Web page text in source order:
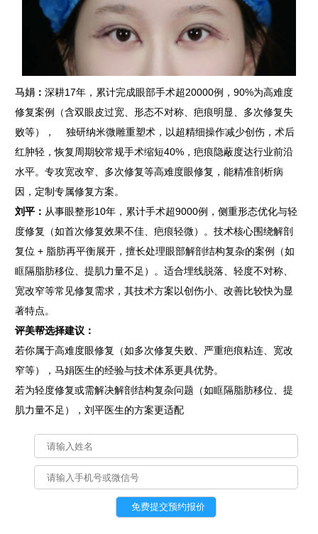
马娟 ：深耕17年，累计完成眼部手术超20000例，90%为高难度
修复案例（含双眼皮过宽、形态不对称、疤痕明显、多次修复失
败等）， 独研纳米微雕重塑术，以超精细操作减少创伤，术后
红肿轻，恢复周期较常规手术缩短40%，疤痕隐蔽度达行业前沿
水平。专攻宽改窄、多次修复等高难度眼修复，能精准剖析病
因，定制专属修复方案。
刘平： 从事眼整形10年，累计手术超9000例，侧重形态优化与轻
度修复（如首次修复效果不佳、疤痕轻微）。技术核心围绕解剖
复位 + 脂肪再平衡展开，擅长处理眼部解剖结构复杂的案例（如
眶隔脂肪移位、提肌力量不足）。适合埋线脱落、轻度不对称、
宽改窄等常见修复需求，其技术方案以创伤小、改善比较快为显
著特点。
评美帮选择建议：
若你属于高难度眼修复（如多次修复失败、严重疤痕粘连、宽改
窄等），马娟医生的经验与技术体系更具优势。
若为轻度修复或需解决解剖结构复杂问题（如眶隔脂肪移位、提
肌力量不足），刘平医生的方案更适配